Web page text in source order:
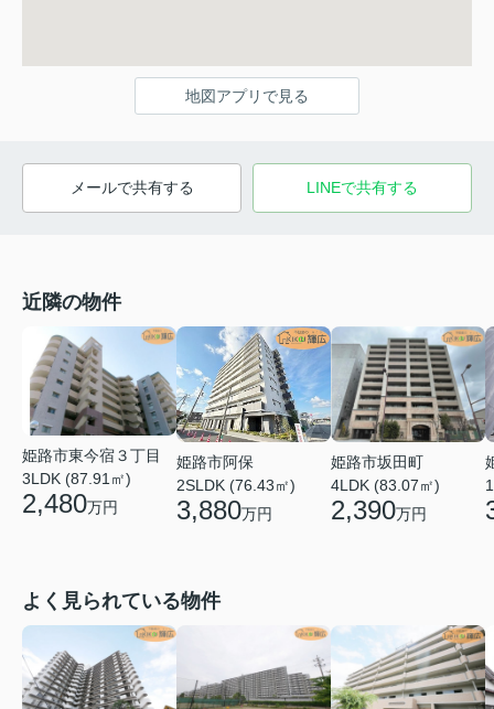
地図アプリで見る
メールで共有する LINEで共有する
近隣の物件
姫路市東今宿３丁目
3LDK (87.91㎡)
2,480万円
姫路市阿保
2SLDK (76.43㎡)
3,880万円
姫路市坂田町
4LDK (83.07㎡)
2,390万円
よく見られている物件